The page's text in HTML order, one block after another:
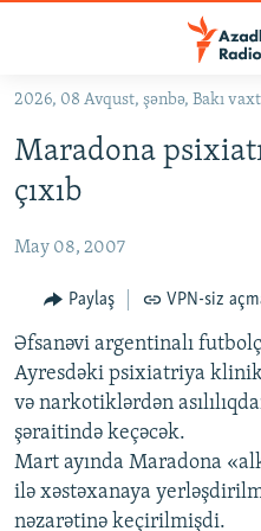
Əsas
qayıt
Əsas
naviqasiyaya
qayıt
KORRUPSIOMETR
#ƏSLINDƏ
FƏRQƏ BAX
QANUNI DOĞRU
ARAŞDIRMA
MULTIMEDIA
VIDEO
FOTOQALEREYA
RADIO ARXIV
OXU ZALI
HAQQIMIZDA
2026, 08 Avqust, şənbə, Bakı
Maradona
çıxıb
May 08, 2007
Paylaş VPN-siz
Əfsanəvi argentinalı
Ayresdəki psixiatriya
və narkotiklərdən
şəraitində keçəcək.
Mart ayında Maradona
ilə xəstəxanaya
nəzarətinə keçirilmişdi.